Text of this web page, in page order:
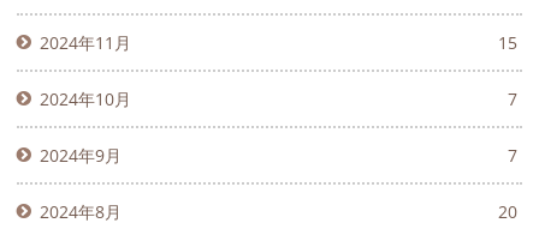
2024年11月 15
2024年10月 7
2024年9月 7
2024年8月 20